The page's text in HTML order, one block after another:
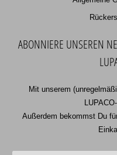
ABONNIERE UNSEREN
Mit unserem
Außerdem bekommst Du